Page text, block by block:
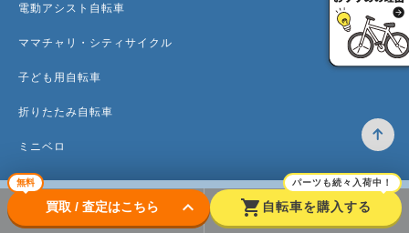
無料
買取 / 査定はこちら keyboard_arrow_down shopping_cart
パーツも続々入荷中！
自転車を購入する
電動アシスト自転車
ママチャリ・シティサイクル
子ども用自転車
折りたたみ自転車
ミニベロ
トップ 高価買取のワケ